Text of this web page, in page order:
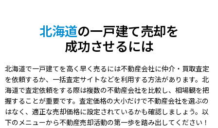
北海道の一戸建て売却を
成功させるには
北海道で一戸建てを高く早く売るには不動産会社に仲介・買取査定
を依頼するか、一括査定サイトなどを利用する方法があります。北
海道で査定依頼をする際は複数の不動産会社を比較し、相場観を把
握することが重要です。査定価格の大小だけで不動産会社を選ぶの
はなく、適正な売却価格に設定されているかも確認しましょう。以
下のメニューから不動産売却活動の第一歩を踏み出してください！